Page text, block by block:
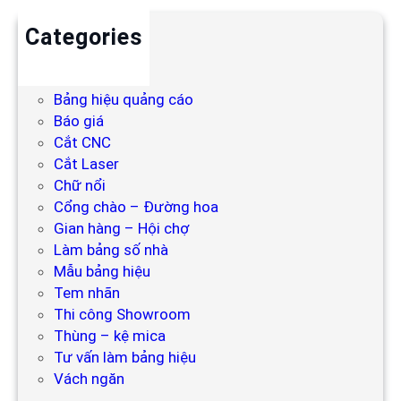
Categories
Bảng hiệu quảng cáo
Báo giá
Cắt CNC
Cắt Laser
Chữ nổi
Cổng chào – Đường hoa
Gian hàng – Hội chợ
Làm bảng số nhà
Mẫu bảng hiệu
Tem nhãn
Thi công Showroom
Thùng – kệ mica
Tư vấn làm bảng hiệu
Vách ngăn